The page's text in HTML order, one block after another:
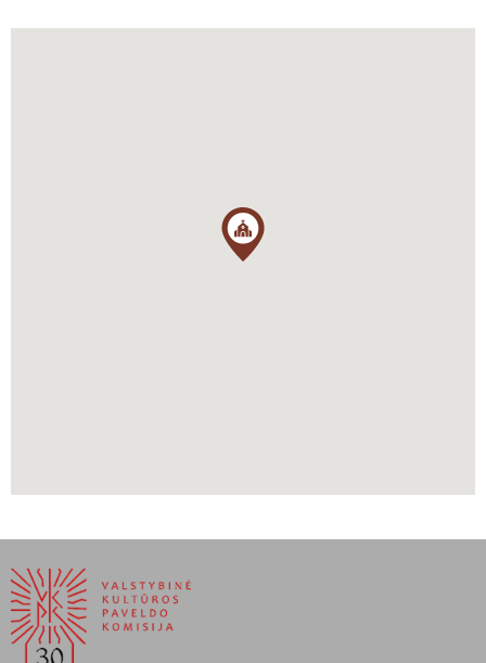
Bafalo vyskupijos restruktūrizaciją, parapija buvo sujungta su
Kučas, Antanas. Lietuviai Amerikoje. Boston: Lietuvių